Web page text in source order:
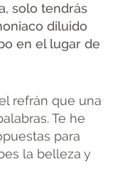
solo tendrás
diluido
en el lugar de
refrán que una
Te he
para
la belleza y